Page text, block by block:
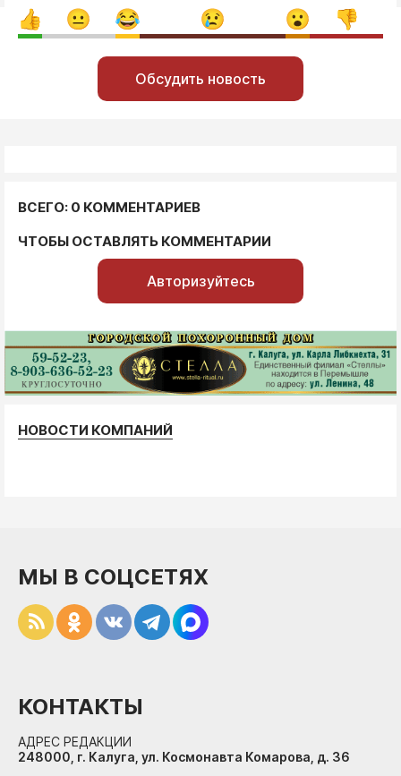
Обсудить новость
ВСЕГО: 0 КОММЕНТАРИЕВ
ЧТОБЫ ОСТАВЛЯТЬ КОММЕНТАРИИ
Авторизуйтесь
НОВОСТИ КОМПАНИЙ
МЫ В СОЦСЕТЯХ
КОНТАКТЫ
АДРЕС РЕДАКЦИИ
248000, г. Калуга, ул. Космонавта Комарова, д. 36